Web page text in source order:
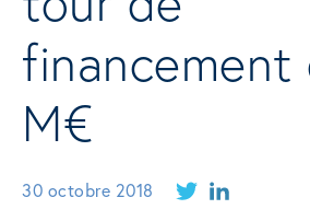
financement
M€
30 octobre 2018